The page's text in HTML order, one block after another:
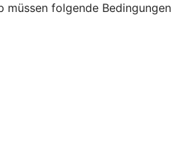
müssen folgende Bedingungen